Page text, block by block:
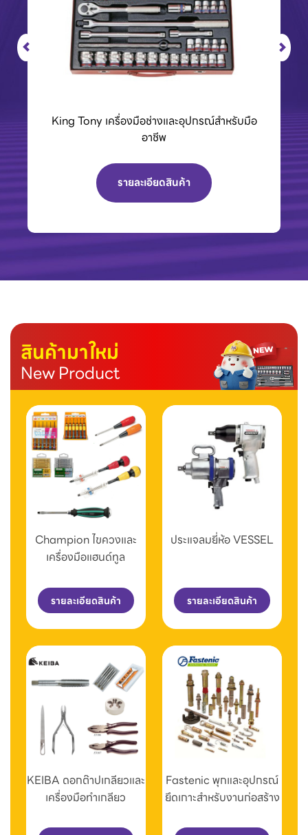
BCC01 กล่องชาร์จแบตเตอรี่ 40Vmax XGT
รายละเอียดสินค้า
สินค้ามาใหม่
New Product
Champion ไขควงและ
เครื่องมือแฮนด์ทูล
รายละเอียดสินค้า
ประแจลมยี่ห้อ VESSEL
รายละเอียดสินค้า
KEIBA ดอกต๊าปเกลียวและ
เครื่องมือทำเกลียว
Fastenic พุกและอุปกรณ์
ยึดเกาะสำหรับงานก่อสร้าง